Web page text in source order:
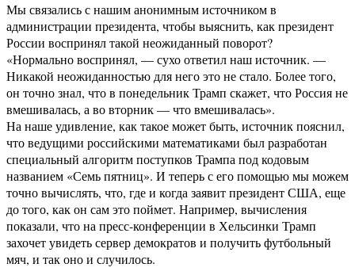
Мы связались с нашим анонимным источником в
администрации президента, чтобы выяснить, как президент
России воспринял такой неожиданный поворот?
«Нормально воспринял, — сухо ответил наш источник. —
Никакой неожиданностью для него это не стало. Более того,
он точно знал, что в понедельник Трамп скажет, что Россия не
вмешивалась, а во вторник — что вмешивалась».
На наше удивление, как такое может быть, источник пояснил,
что ведущими российскими математиками был разработан
специальный алгоритм поступков Трампа под кодовым
названием «Семь пятниц». И теперь с его помощью мы можем
точно вычислять, что, где и когда заявит президент США, еще
до того, как он сам это поймет. Например, вычисления
показали, что на пресс-конференции в Хельсинки Трамп
захочет увидеть сервер демократов и получить футбольный
мяч, и так оно и случилось.